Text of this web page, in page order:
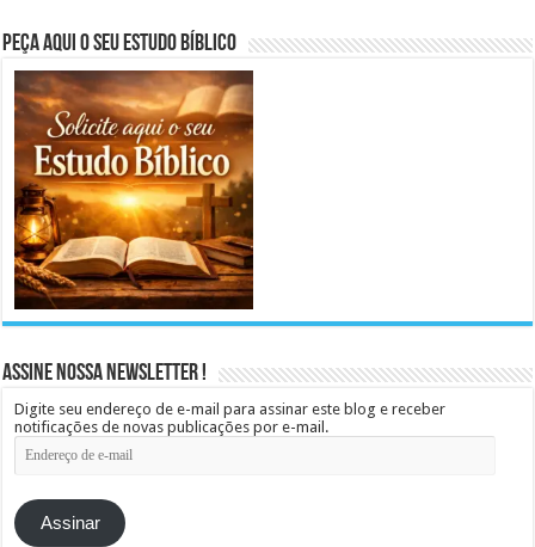
Peça aqui o seu Estudo Bíblico
Assine Nossa Newsletter !
Digite seu endereço de e-mail para assinar este blog e receber
notificações de novas publicações por e-mail.
Endereço
de
mail
Assinar